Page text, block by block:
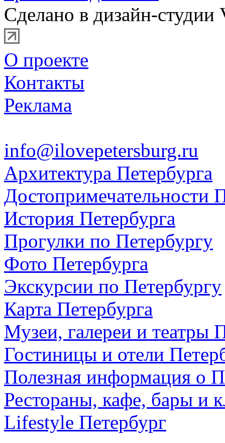
Сделано в дизайн-студии
О проекте
Контакты
Реклама
info@ilovepetersburg.ru
Архитектура Петербурга
Достопримечательности
История Петербурга
Прогулки по Петербургу
Фото Петербурга
Экскурсии по Петербургу
Карта Петербурга
Музеи, галереи и театры
Гостиницы и отели
Полезная информация о
Рестораны, кафе, бары и
Lifestyle Петербург